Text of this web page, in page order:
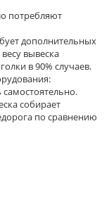
потребляют
дополнительных
вывеска
в 90% случаев.
собирает
по сравнению